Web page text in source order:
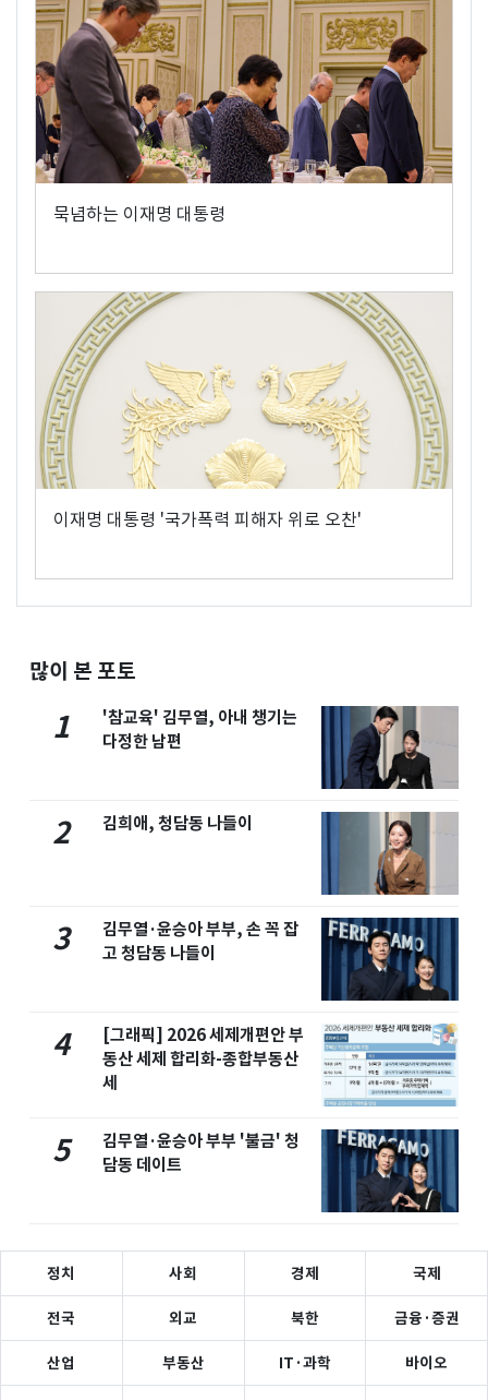
묵념하는 이재명 대통령
이재명 대통령 '국가폭력 피해자 위로 오찬'
많이 본 포토
1
'참교육' 김무열, 아내 챙기는
다정한 남편
2 김희애, 청담동 나들이
3
김무열·윤승아 부부, 손 꼭 잡
고 청담동 나들이
4
[그래픽] 2026 세제개편안 부
동산 세제 합리화-종합부동산
세
5
김무열·윤승아 부부 '불금' 청
담동 데이트
정치 사회 경제 국제
전국 외교 북한 금융·증권
산업 부동산 IT·과학 바이오